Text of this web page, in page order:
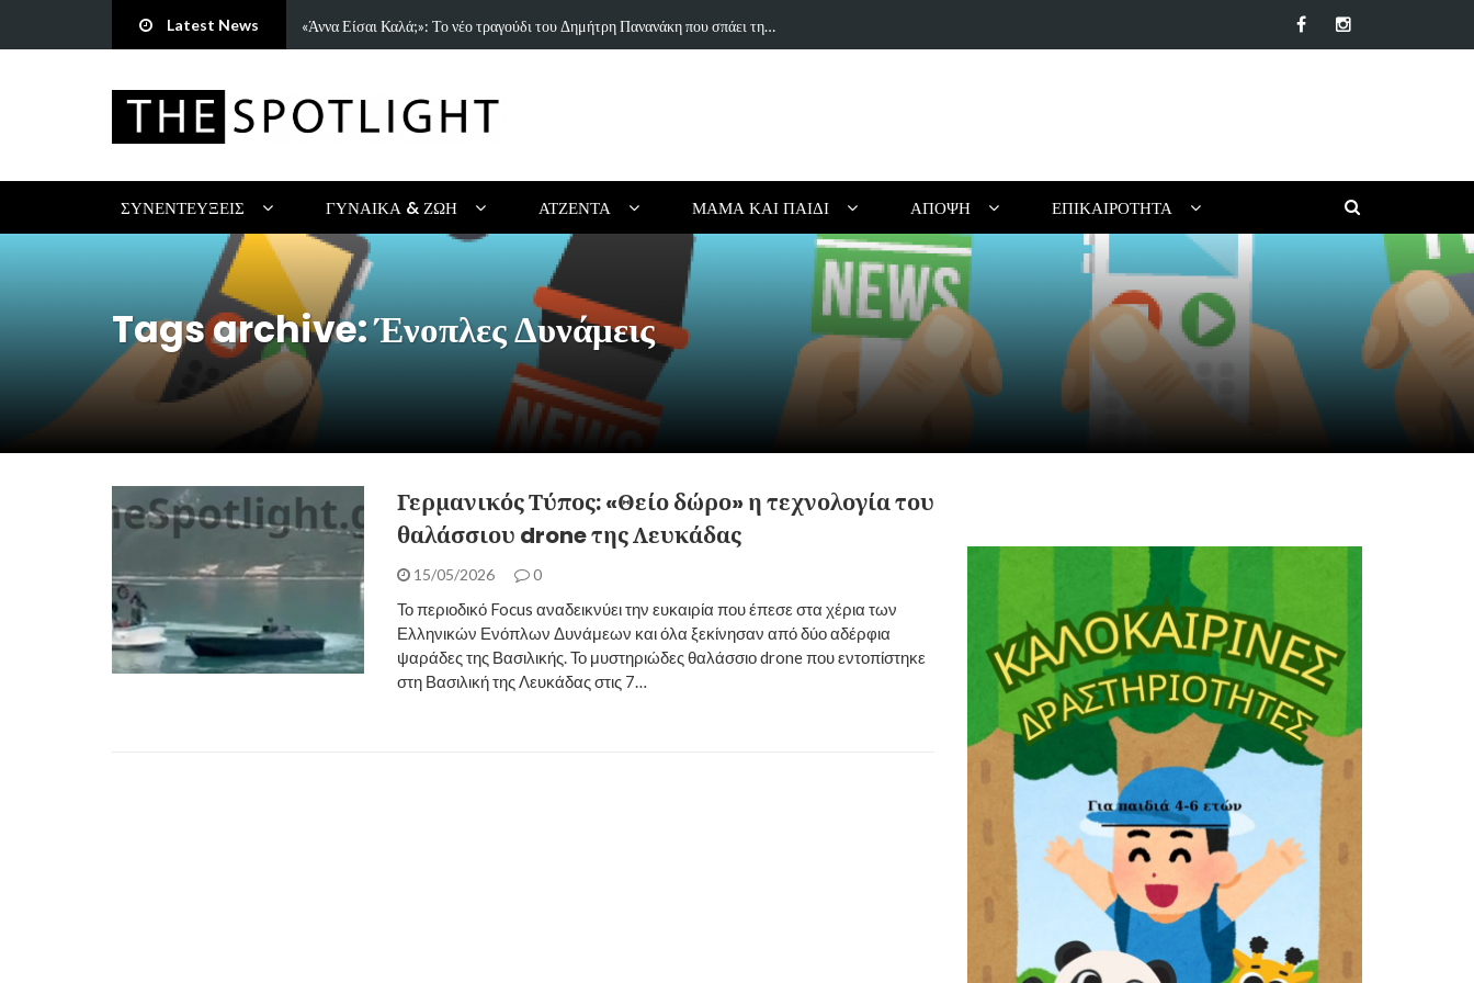
Latest News
Πανανάκη που σπάει τη… 5 Ιδέες & Βιβλία για ένα Δημιουργικό Καλοκαίρι Χωρίς Οθόνες (για Παιδιά… Τα 5 κορυφαία αντηλιακά προσώπου της αγοράς: Ποιο να επιλέξεις για το…
ΣΥΝΕΝΤΕΎΞΕΙΣ ΓΥΝΑΊΚΑ & ΖΩΉ ΑΤΖΈΝΤΑ ΜΑΜΆ ΚΑΙ ΠΑΙΔΊ ΆΠΟΨΗ ΕΠΙΚΑΙΡΌΤΗΤΑ
Tags archive: Ένοπλες Δυνάμεις
Γερμανικός Τύπος: «Θείο δώρο» η τεχνολογία του
θαλάσσιου drone της Λευκάδας
15/05/2026 0
Το περιοδικό Focus αναδεικνύει την ευκαιρία που έπεσε στα χέρια των
Ελληνικών Ενόπλων Δυνάμεων και όλα ξεκίνησαν από δύο αδέρφια
ψαράδες της Βασιλικής. Το μυστηριώδες θαλάσσιο drone που εντοπίστηκε
στη Βασιλική της Λευκάδας στις 7…